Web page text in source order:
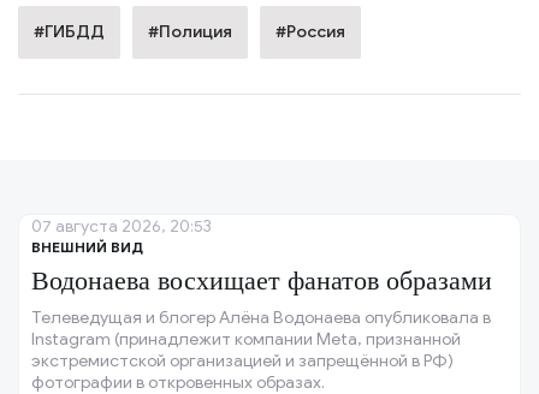
#ГИБДД #Полиция #Россия
ВНЕШНИЙ ВИД
Водонаева восхищает фанатов образами
Телеведущая и блогер Алёна Водонаева опубликовала в
Instagram (принадлежит компании Meta, признанной
экстремистской организацией и запрещённой в РФ)
фотографии в откровенных образах.
07 августа 2026, 20:53